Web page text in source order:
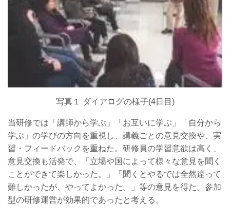
写真１ ダイアログの様子(4日目)
当研修では「講師から学ぶ」「お互いに学ぶ」「自分から
学ぶ」の学びの方向を重視し、講義ごとの意見交換や、実
習・フィードバックを重ねた。研修員の学習意欲は高く、
意見交換も活発で、「立場や国によって様々な意見を聞く
ことができて楽しかった。」「聞くとやるでは全然違って
難しかったが、やってよかった。」等の意見を得た。参加
型の研修運営が効果的であったと考える。